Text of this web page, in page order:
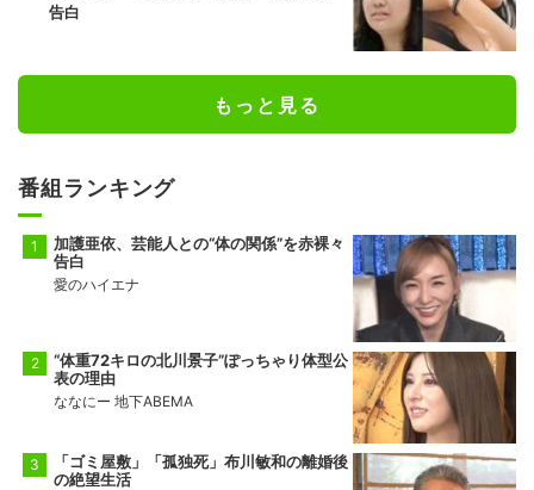
告白
もっと見る
番組ランキング
加護亜依、芸能人との“体の関係”を赤裸々
告白
愛のハイエナ
“体重72キロの北川景子”ぽっちゃり体型公
表の理由
ななにー 地下ABEMA
「ゴミ屋敷」「孤独死」布川敏和の離婚後
の絶望生活